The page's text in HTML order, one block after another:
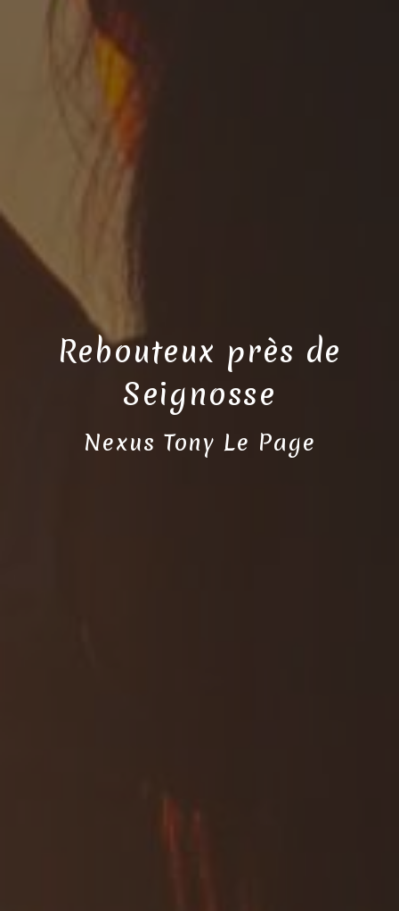
Rebouteux près de
Seignosse
Nexus Tony Le Page